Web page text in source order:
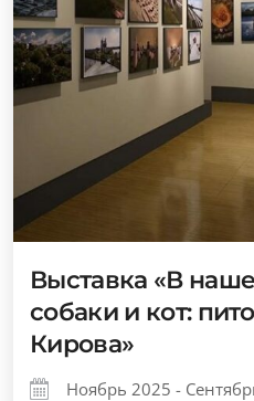
Выставка «В
собаки и кот:
Кирова»
Ноябрь 2025 -